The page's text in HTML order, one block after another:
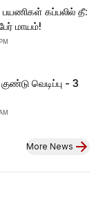
கப்பலில் தீ:
மாயம்!
வெடிப்பு - 3
More News